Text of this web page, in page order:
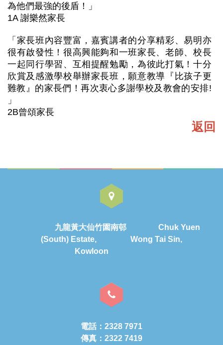
為他們最強的後盾！」
1A 謝樂然家長
「家長班內容豐富，嘉賓講者的分享精彩、易明亦
很有啟發性！很高興能夠和一班家長、老師、校長
一起同行學習、互相提醒勉勵，為彼此打氣！十分
欣賞及感激學校舉辦家長班，願意教導『比孩子更
難教』的家長們！再次衷心多謝學校及教會的安排!
」
2B曾頌家長
返回
九龍黃大仙竹園南邨 Chuk Yuen
(South) Estate, Wong Tai Sin,
Kowloon
電話：2328 7971
傳真：2322 7419